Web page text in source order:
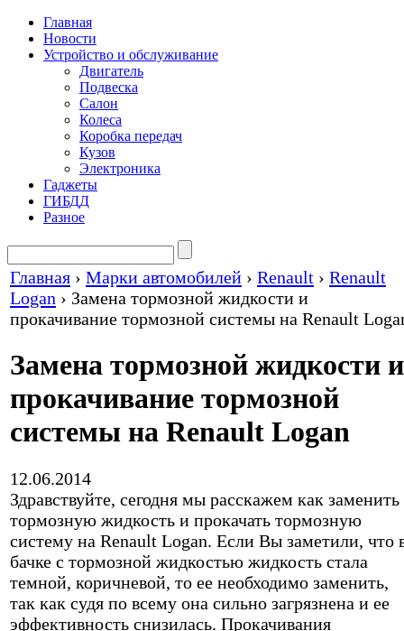
Главная
Новости
Устройство и обслуживание
Двигатель
Подвеска
Салон
Колеса
Коробка передач
Кузов
Электроника
Гаджеты
ГИБДД
Разное
Главная › Марки автомобилей › Renault › Renault
Logan › Замена тормозной жидкости и
прокачивание тормозной системы на Renault
Замена тормозной жидкости и
прокачивание тормозной
системы на Renault Logan
12.06.2014
Здравствуйте, сегодня мы расскажем как заменить
тормозную жидкость и прокачать тормозную
систему на Renault Logan. Если Вы заметили, что
бачке с тормозной жидкостью жидкость стала
темной, коричневой, то ее необходимо заменить,
так как судя по всему она сильно загрязнена и ее
эффективность снизилась. Прокачивания